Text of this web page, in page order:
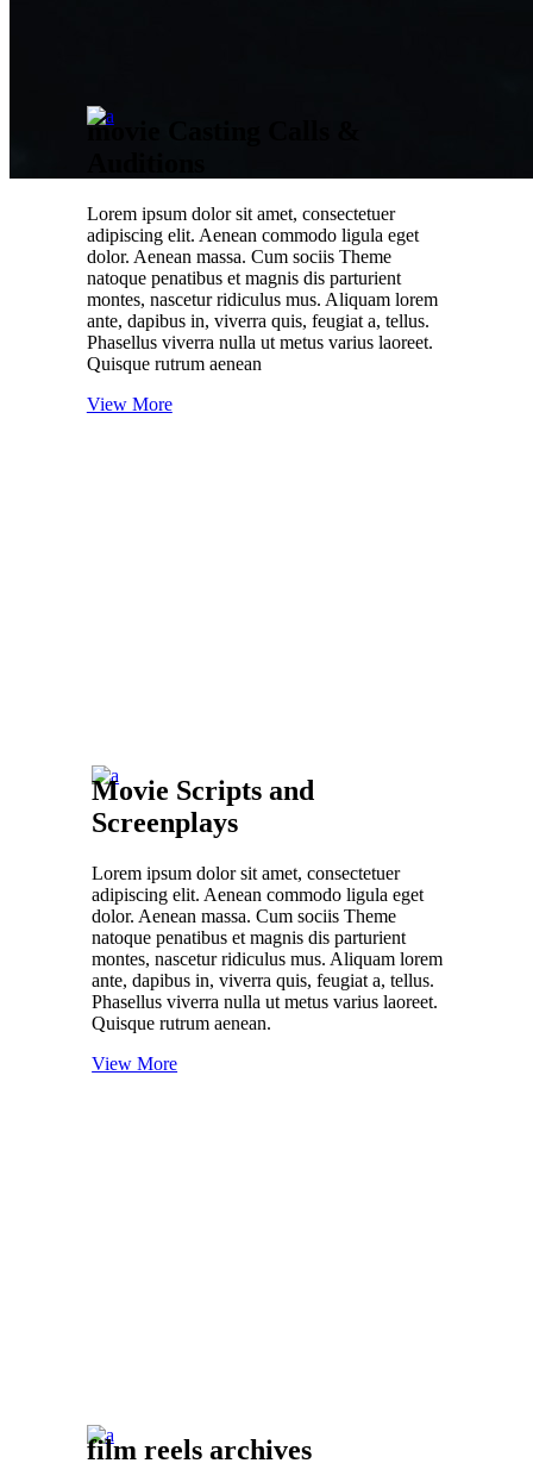
before and after
Our Work Flow
movie Casting Calls &
Lorem ipsum dolor sit amet, consectetuer
adipiscing elit. Aenean commodo ligula eget
dolor. Aenean massa. Cum sociis Theme
natoque penatibus et magnis dis parturient
montes, nascetur ridiculus mus. Aliquam lorem
ante, dapibus in, viverra quis, feugiat a, tellus.
Phasellus viverra nulla ut metus varius laoreet.
Quisque rutrum aenean
View More
Movie Scripts and
Screenplays
Lorem ipsum dolor sit amet, consectetuer
adipiscing elit. Aenean commodo ligula eget
dolor. Aenean massa. Cum sociis Theme
natoque penatibus et magnis dis parturient
montes, nascetur ridiculus mus. Aliquam lorem
ante, dapibus in, viverra quis, feugiat a, tellus.
Phasellus viverra nulla ut metus varius laoreet.
Quisque rutrum aenean.
View More
film reels archives